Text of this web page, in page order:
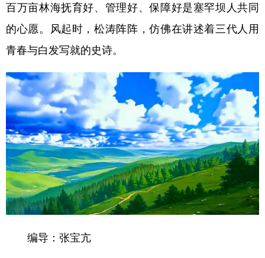
百万亩林海抚育好、管理好、保障好是塞罕坝人共同
的心愿。风起时，松涛阵阵，仿佛在讲述着三代人用
青春与白发写就的史诗。
编导：张宝亢